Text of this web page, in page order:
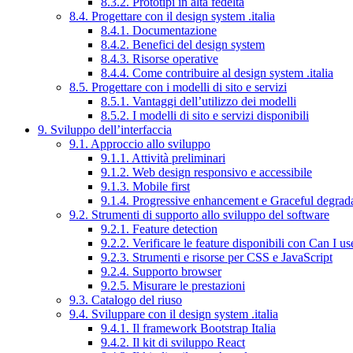
8.4. Progettare con il design system .italia
8.4.1. Documentazione
8.4.2. Benefici del design system
8.4.3. Risorse operative
8.4.4. Come contribuire al design system .italia
8.5. Progettare con i modelli di sito e servizi
8.5.1. Vantaggi dell’utilizzo dei modelli
8.5.2. I modelli di sito e servizi disponibili
9. Sviluppo dell’interfaccia
9.1. Approccio allo sviluppo
9.1.1. Attività preliminari
9.1.2. Web design responsivo e accessibile
9.1.3. Mobile first
9.1.4. Progressive enhancement e Graceful
9.2. Strumenti di supporto allo sviluppo del software
9.2.1. Feature detection
9.2.2. Verificare le feature disponibili con Can I
9.2.3. Strumenti e risorse per CSS e JavaScript
9.2.4. Supporto browser
9.2.5. Misurare le prestazioni
9.3. Catalogo del riuso
9.4. Sviluppare con il design system .italia
9.4.1. Il framework Bootstrap Italia
9.4.2. Il kit di sviluppo React